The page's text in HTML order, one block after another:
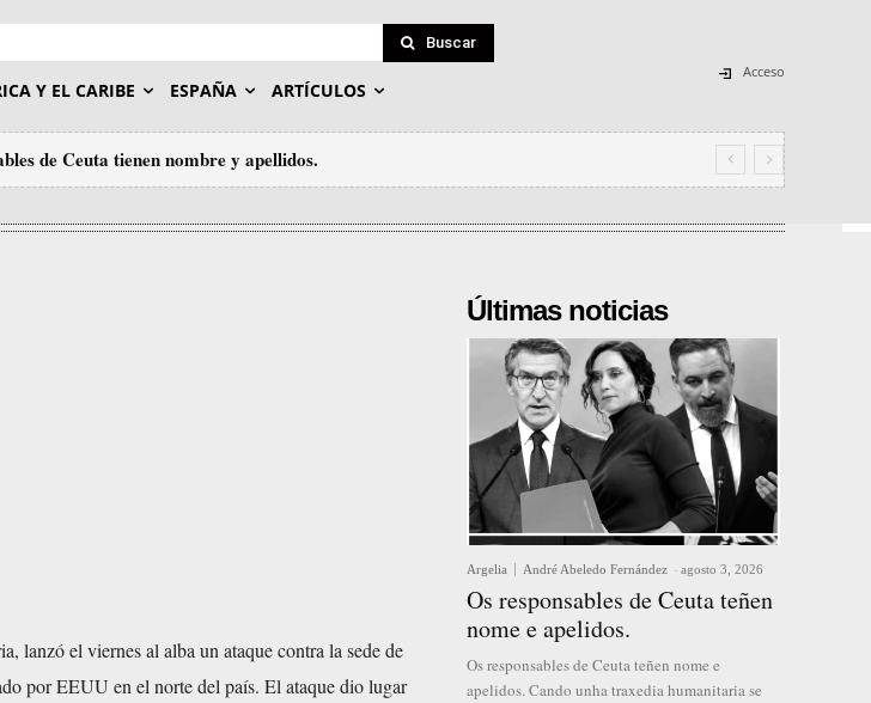
Buscar
Y EL CARIBE ESPAÑA ARTÍCULOS
Acceso
de Ceuta tienen nombre y apellidos.
lanzó el viernes al alba un ataque contra la sede de
por EEUU en el norte del país. El ataque dio lugar
Últimas noticias
Argelia André Abeledo Fernández - agosto 3, 2026
Os responsables de Ceuta teñen
nome e apelidos.
Os responsables de Ceuta teñen nome e
apelidos. Cando unha traxedia humanitaria se